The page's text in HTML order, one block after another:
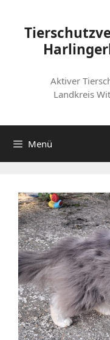
springen
Aktiver
Landkreis
Menü